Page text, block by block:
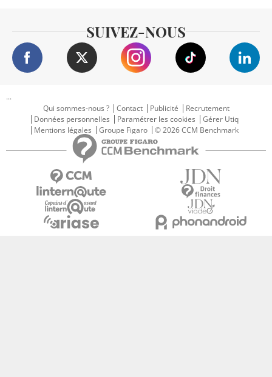
SUIVEZ-NOUS
...
Qui sommes-nous ?
Contact Publicité
Recrutement
Données personnelles
Paramétrer les cookies
Gérer Utiq
Mentions légales
Groupe Figaro © 2026 CCM Benchmark